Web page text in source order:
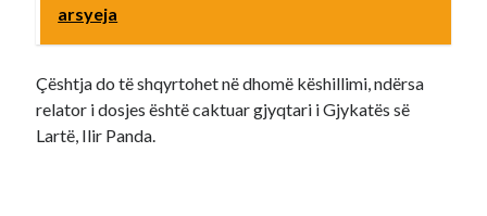
arsyeja
Çështja do të shqyrtohet në dhomë këshillimi, ndërsa
relator i dosjes është caktuar gjyqtari i Gjykatës së
Lartë, Ilir Panda.